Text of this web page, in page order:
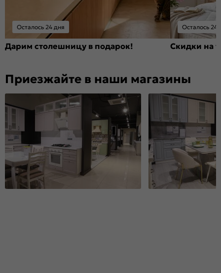
Осталось 24 дня
Дарим столешницу в подарок!
Осталось 24
Скидки на
Приезжайте в наши магазины